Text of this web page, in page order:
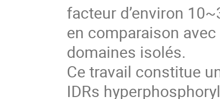
facteur d’environ
en comparaison
domaines isolés.
Ce travail constitue
IDRs